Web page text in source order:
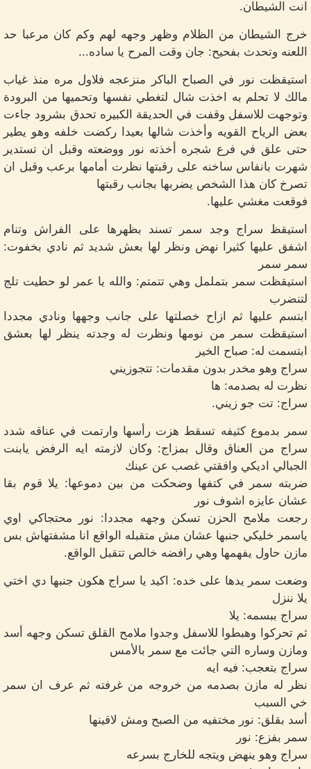
انت الشيطان.
خرج الشيطان من الظلام وظهر وجهه لهم وكم كان مرعبا حد
اللعنه وتحدث بفحيح: جان وقت المرح يا ساده...
استيقظت نور في الصباح الباكر منزعجه فلاول مره منذ غياب
مالك لا تحلم به اخذت شال لتغطي نفسها وتحميها من البرودة
وتوجهت للاسفل وقفت في الحديقة الكبيره تحدق بشرود جاءت
بعض الرياح القويه وأخذت شالها بعيدا ركضت خلفه وهو يطير
حتى علق في فرع شجره أخذته نور ووضعته وقبل ان تستدير
شهرت بانفاس ساخنه على رقبتها نظرت أمامها برعب وقبل ان
تصرخ كان هذا الشخص يضربها بجانب رقبتها
فوقعت مغشي عليها.
استيقظ سراج وجد سمر تسند بظهرها على الفراش وتنام
اشفق عليها كثيرا نهض ونظر لها بعش شديد ثم نادي بخفوت:
سمر سمر
استيقظت سمر بتململ وهي تتمتم: والله يا عمر لو حطيت تلج
لتنضرب
ابتسم عليها ثم ازاح خصلتها على جانب وجهها ونادي مجددا
استيقظت سمر من نومها ونظرت له وجدته ينظر لها بعشق
ابتسمت له: صباح الخير
سراج وهو مخدر بدون مقدمات: تتجوزيني
نظرت له بصدمه: ها
سراج: تت جو زيني.
سمر بدموع كثيفه تسقط هزت رأسها وارتمت في عناقه شدد
سراج من العناق وقال بمزاج: وكان لازمته ايه الرفض يابنت
الجبالي اديكي وافقتي غصب عن عينك
ضربته سمر في كتفها وضحكت من بين دموعها: يلا قوم بقا
عشان عايزه اشوف نور
رجعت ملامح الحزن تسكن وجهه مجددا: نور محتجاكي اوي
ياسمر خليكي جنبها عشان مش متقبله الواقع انا مشفتهاش بس
مازن حاول يفهمها وهي رافضه خالص تتقبل الواقع.
وضعت سمر يدها على خده: اكيد يا سراج هكون جنبها دي اختي
يلا ننزل
سراج ببسمه: يلا
ثم تحركوا وهبطوا للاسفل وجدوا ملامح القلق تسكن وجهه أسد
ومازن وساره التي جائت مع سمر بالأمس
سراج بتعجب: فيه ايه
نظر له مازن بصدمه من خروجه من غرفته ثم عرف ان سمر
خي السبب
أسد بقلق: نور مختفيه من الصبح ومش لاقينها
سمر بفزع: نور
سراج وهو ينهض ويتجه للخارج بسرعه